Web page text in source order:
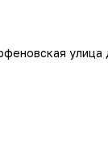
улица